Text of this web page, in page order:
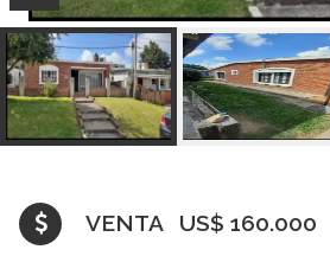
VENTA US$ 160.000